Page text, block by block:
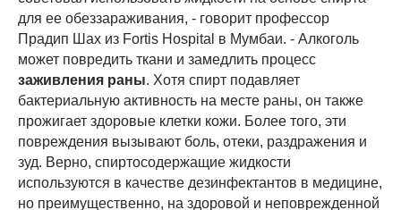
для ее обеззараживания, - говорит профессор
Прадип Шах из Fortis Hospital в Мумбаи. - Алкоголь
может повредить ткани и замедлить процесс
заживления раны. Хотя спирт подавляет
бактериальную активность на месте раны, он также
прожигает здоровые клетки кожи. Более того, эти
повреждения вызывают боль, отеки, раздражения и
зуд. Верно, спиртосодержащие жидкости
используются в качестве дезинфектантов в медицине,
но преимущественно, на здоровой и неповрежденной